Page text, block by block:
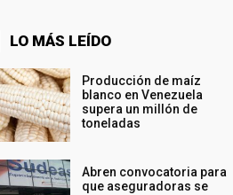
LO MÁS LEÍDO
Producción de maíz
blanco en Venezuela
supera un millón de
toneladas
Abren convocatoria para
que aseguradoras se